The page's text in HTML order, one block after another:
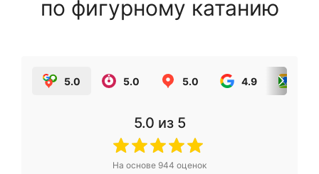
по фигурному катанию
5.0 5.0 5.0 4.9
5.0 из 5
На основе 944 оценок